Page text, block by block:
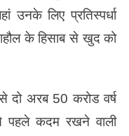
उनके लिए प्रतिस्पर्धा
के हिसाब से खुद को
दो अरब 50 करोड वर्ष
पहले कदम रखने वाली